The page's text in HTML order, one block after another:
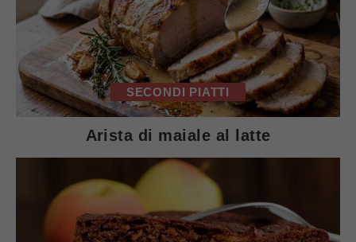
SECONDI PIATTI
Arista di maiale al latte